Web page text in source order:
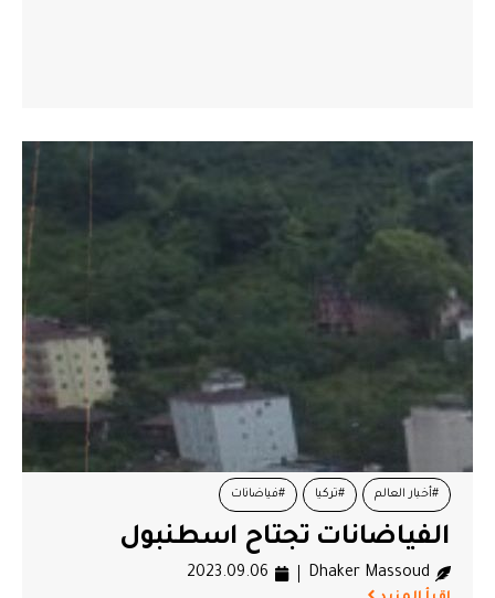
#أخبار العالم #تركيا #فياضانات
الفياضانات تجتاح اسطنبول
Dhaker Massoud
2023.09.06